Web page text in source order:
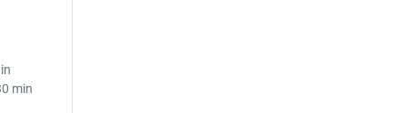
min